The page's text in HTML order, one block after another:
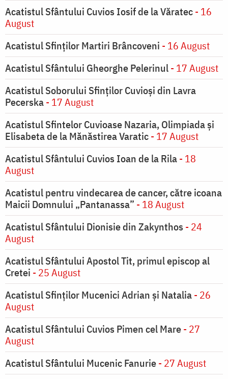
Acatistul Sfântului Cuvios Iosif de la Văratec- 16
August
Acatistul Sfinților Martiri Brâncoveni - 16 August
Acatistul Sfântului Gheorghe Pelerinul- 17 August
Acatistul Soborului Sfinților Cuvioși din Lavra
Pecerska- 17 August
Acatistul Sfintelor Cuvioase Nazaria, Olimpiada și
Elisabeta de la Mănăstirea Varatic- 17 August
Acatistul Sfântului Cuvios Ioan de la Rila- 18
August
Acatistul pentru vindecarea de cancer, către icoana
Maicii Domnului „Pantanassa” - 18 August
Acatistul Sfântului Dionisie din Zakynthos - 24
August
Acatistul Sfântului Apostol Tit, primul episcop al
Cretei - 25 August
Acatistul Sfinților Mucenici Adrian și Natalia- 26
August
Acatistul Sfântului Cuvios Pimen cel Mare- 27
August
Acatistul Sfântului Mucenic Fanurie- 27 August